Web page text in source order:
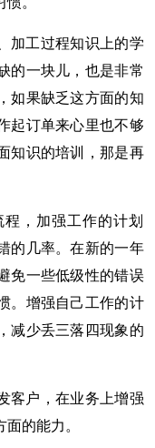
加工过程知识上的学
的一块儿，也是非常
如果缺乏这方面的知
起订单来心里也不够
知识的培训，那是再
，加强工作的计划
的几率。在新的一年
免一些低级性的错误
。增强自己工作的计
减少丢三落四现象的
客户，在业务上增强
的能力。